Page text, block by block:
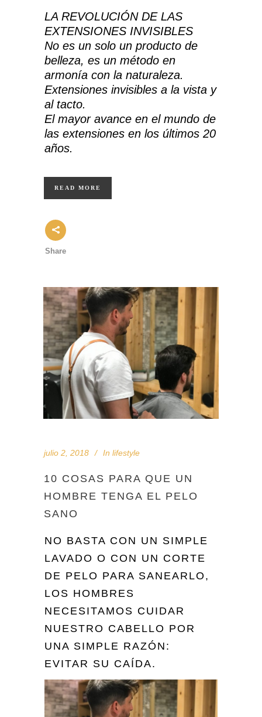
LA REVOLUCIÓN DE LAS
EXTENSIONES INVISIBLES
No es un solo un producto de
belleza, es un método en
armonía con la naturaleza.
Extensiones invisibles a la vista y
al tacto.
El mayor avance en el mundo de
las extensiones en los últimos 20
años.
READ MORE
Share
julio 2, 2018 In lifestyle
10 COSAS PARA QUE UN
HOMBRE TENGA EL PELO
SANO
NO BASTA CON UN SIMPLE
LAVADO O CON UN CORTE
DE PELO PARA SANEARLO,
LOS HOMBRES
NECESITAMOS CUIDAR
NUESTRO CABELLO POR
UNA SIMPLE RAZÓN:
EVITAR SU CAÍDA.